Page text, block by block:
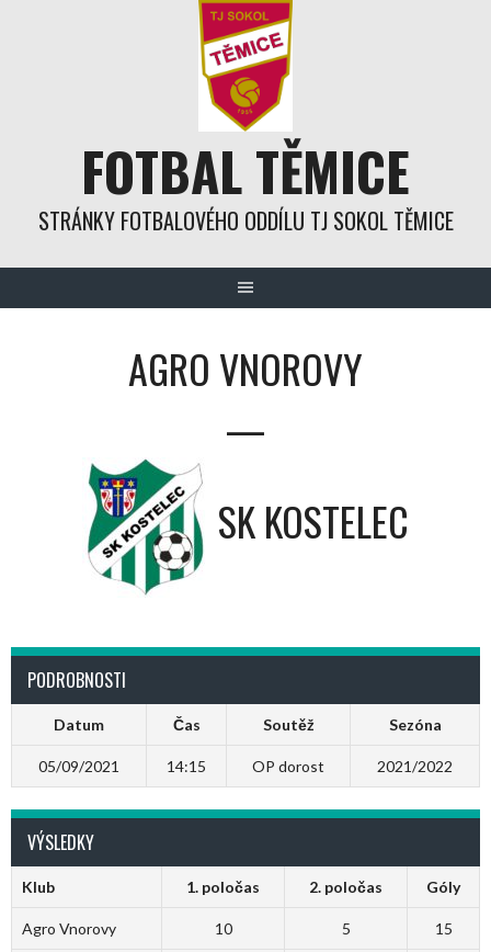
FOTBAL TĚMICE
STRÁNKY FOTBALOVÉHO ODDÍLU TJ SOKOL TĚMICE
AGRO VNOROVY
—
SK KOSTELEC
PODROBNOSTI
Datum Čas Soutěž Sezóna
05/09/2021 14:15 OP dorost 2021/2022
VÝSLEDKY
Klub 1. poločas 2. poločas Góly
Agro Vnorovy 10 5 15